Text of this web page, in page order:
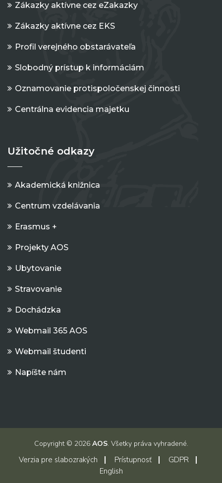
Zákazky aktívne cez eZakazky
Zákazky aktívne cez EKS
Profil verejného obstarávateľa
Slobodný prístup k informáciám
Oznamovanie protispoločenskej činnosti
Centrálna evidencia majetku
Užitočné odkazy
Akademická knižnica
Centrum vzdelávania
Erasmus +
Projekty AOS
Ubytovanie
Stravovanie
Dochádzka
Webmail 365 AOS
Webmail študenti
Napíšte nám
Copyright © 2026 AOS. Všetky práva vyhradené.
Verzia pre slabozrakých Prístupnosť
GDPR
English